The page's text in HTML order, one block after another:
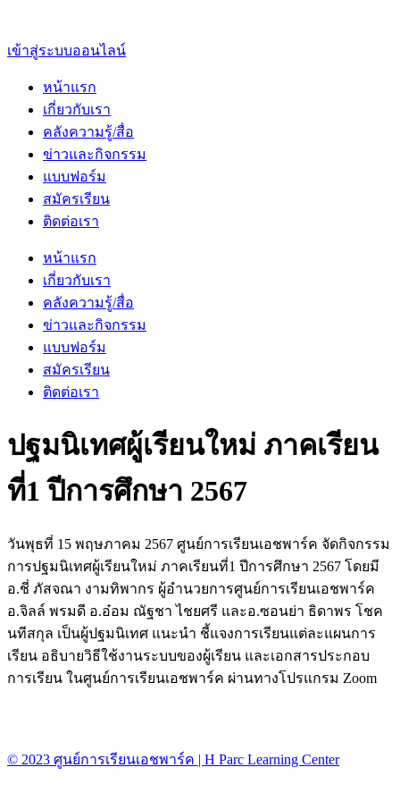
เข้าสู่ระบบออนไลน์
หน้าแรก
เกี่ยวกับเรา
คลังความรู้/สื่อ
ข่าวและกิจกรรม
แบบฟอร์ม
สมัครเรียน
ติดต่อเรา
หน้าแรก
เกี่ยวกับเรา
คลังความรู้/สื่อ
ข่าวและกิจกรรม
แบบฟอร์ม
สมัครเรียน
ติดต่อเรา
ปฐมนิเทศผู้เรียนใหม่ ภาคเรียน
ที่1 ปีการศึกษา 2567
วันพุธที่ 15 พฤษภาคม 2567 ศูนย์การเรียนเอชพาร์ค จัดกิจกรรม
การปฐมนิเทศผู้เรียนใหม่ ภาคเรียนที่1 ปีการศึกษา 2567 โดยมี
อ.ชี่ ภัสจณา งามทิพากร ผู้อำนวยการศูนย์การเรียนเอชพาร์ค
อ.จิลล์ พรมดี อ.อ๋อม ณัฐชา ไชยศรี และอ.ซอนย่า ธิดาพร โชค
นทีสกุล เป็นผู้ปฐมนิเทศ แนะนำ ชี้แจงการเรียนแต่ละแผนการ
เรียน อธิบายวิธีใช้งานระบบของผู้เรียน และเอกสารประกอบ
การเรียน ในศูนย์การเรียนเอชพาร์ค ผ่านทางโปรแกรม Zoom
© 2023 ศูนย์การเรียนเอชพาร์ค | H Parc Learning Center